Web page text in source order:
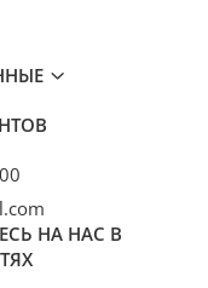
НА НАС В